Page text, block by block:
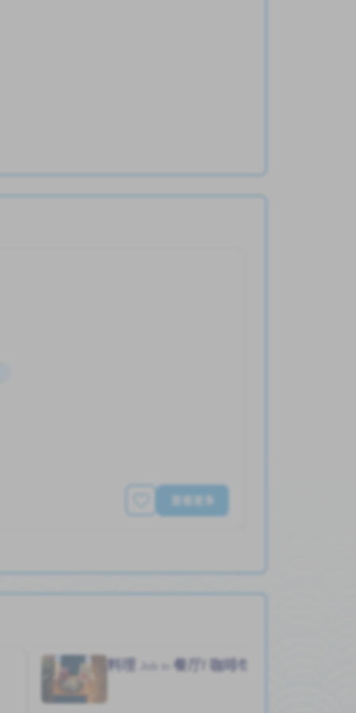
查看更多
料理 餐厅/ 咖啡馆